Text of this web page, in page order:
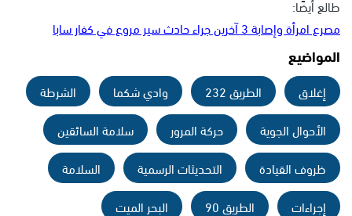
طالع أيضًا:
مصرع امرأة وإصابة 3 آخرين جراء حادث سير مروع في كفار سابا
المواضيع
إغلاق الطريق 232 وادي شكما
الشرطة
الأحوال الجوية
حركة المرور
سلامة السائقين
ظروف القيادة
التحديثات الرسمية
السلامة
إجراءات
الطريق 90
البحر الميت